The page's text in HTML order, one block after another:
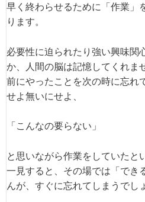
早く終わらせるために「作業」
ります。
必要性に迫られたり強い興味関
か、人間の脳は記憶してくれま
前にやったことを次の時に忘れ
せよ無いにせよ、
「こんなの要らない」
と思いながら作業をしていたと
一見すると、その場では「でき
んが、すぐに忘れてしまうでし